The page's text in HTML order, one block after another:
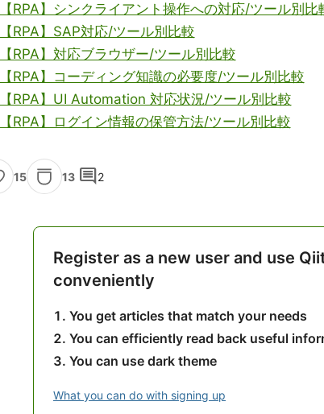
【RPA】シンクライアント操作への対応/ツール別比
【RPA】SAP対応/ツール別比較
【RPA】対応ブラウザー/ツール別比較
【RPA】コーディング知識の必要度/ツール別比較
【RPA】UI Automation 対応状況/ツール別比較
【RPA】ログイン情報の保管方法/ツール別比較
15 13 comment2
Register as a new user and use
conveniently
You get articles that match your needs
You can efficiently read back useful
You can use dark theme
What you can do with signing up